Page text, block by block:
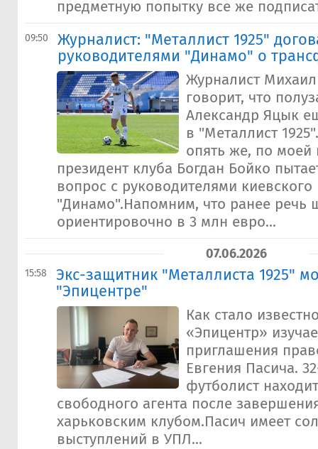
предметную попытку все же
09:50
Журналист: "Металлист 1925"
руководителями "Динамо" о
Журналист
говорит, что
Александр Яцык
в "Металлист
опять же, по
президент клуба Богдан Бойко
вопрос с руководителями киевского
"Динамо".Напомним, что ранее речь
ориентировочно в 3 млн евро...
07.06.2026
15:58
Экс-защитник "Металлиста 1925"
"Эпицентре"
Как стало
«Эпицентр»
приглашения
Евгения Пасича.
футболист
свободного агента после
харьковским клубом.Пасич имеет
выступлений в УПЛ...